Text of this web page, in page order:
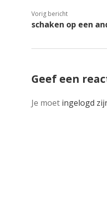
Vorig bericht
schaken op een
Geef een
Je moet ingelogd